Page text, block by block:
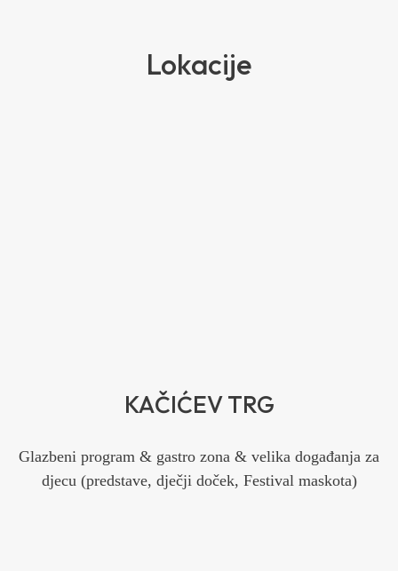
Lokacije
KAČIĆEV TRG
Glazbeni program & gastro zona & velika događanja za
djecu (predstave, dječji doček, Festival maskota)